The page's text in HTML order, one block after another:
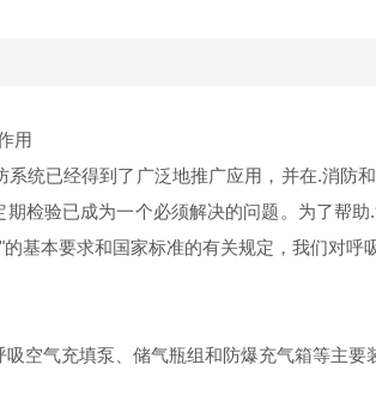
用
统已经得到了广泛地推广应用，并在.消防
检验已成为一个必须解决的问题。为了帮
的基本要求和国家标准的有关规定，我们对
空气充填泵、储气瓶组和防爆充气箱等主要